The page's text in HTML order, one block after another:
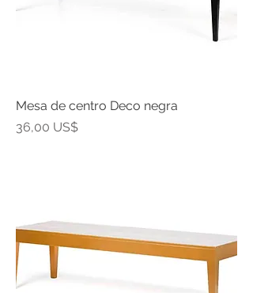
Mesa de centro Deco negra
Precio
36,00 US$